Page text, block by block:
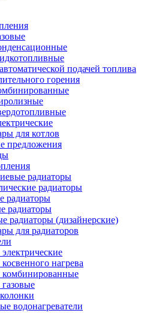
подачей топлива
горения
для котлов
предложения
радиаторы
радиаторы
радиаторы
радиаторы
радиаторы (дизайнерские)
для радиаторов
нагрева
водонагреватели